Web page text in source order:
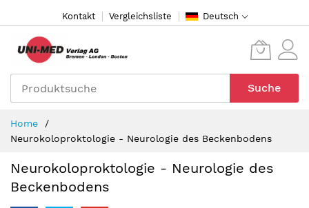
Inhalt
Kontakt Vergleichsliste Deutsch
Suche
Home
Neurokoloproktologie - Neurologie des Beckenbodens
Neurokoloproktologie - Neurologie des
Beckenbodens